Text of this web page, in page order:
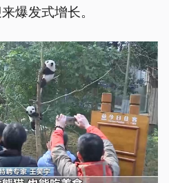
爆发式增长。